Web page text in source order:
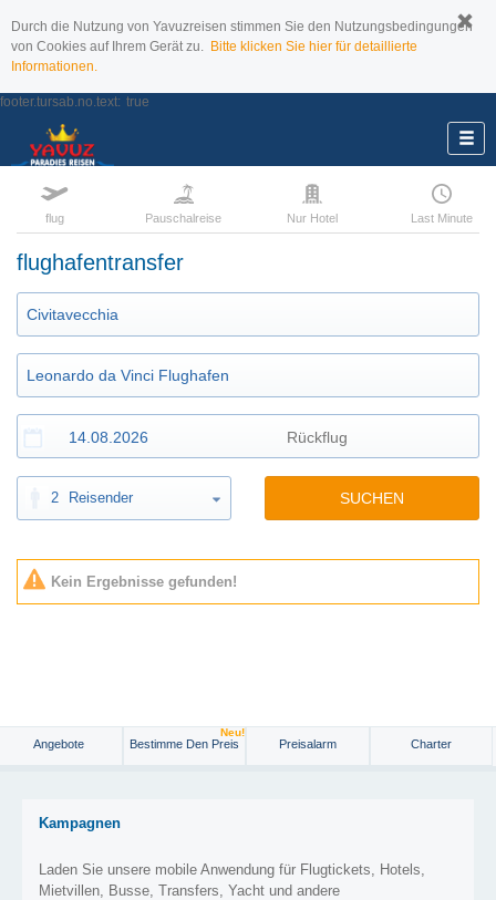
Durch die Nutzung von Yavuzreisen stimmen Sie den Nutzungsbedingungen
von Cookies auf Ihrem Gerät zu. Bitte klicken Sie hier für detaillierte
Informationen.
footer.tursab.no.text: true
flug Pauschalreise Nur Hotel Last Minute
flughafentransfer
2 Reisender SUCHEN
Kein Ergebnisse gefunden!
Angebote Bestimme Den Preis
Neu!
Preisalarm Charter
Kampagnen
Laden Sie unsere mobile Anwendung für Flugtickets, Hotels,
Mietvillen, Busse, Transfers, Yacht und andere